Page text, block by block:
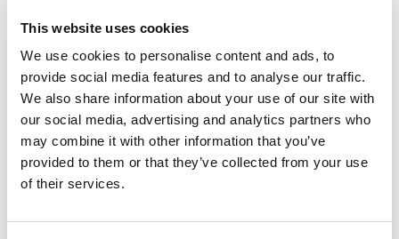
This website uses cookies
We use cookies to personalise content and ads, to
provide social media features and to analyse our traffic.
We also share information about your use of our site with
our social media, advertising and analytics partners who
may combine it with other information that you’ve
provided to them or that they’ve collected from your use
of their services.
PHOTOMETRIEN
AUSZUG AUS DEM KATALOG
AUSZUG PREISLISTE